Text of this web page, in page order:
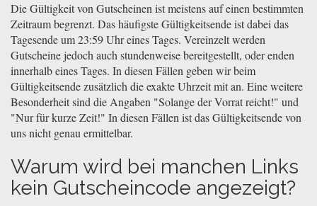
Die Gültigkeit von Gutscheinen ist meistens auf einen bestimmten
Zeitraum begrenzt. Das häufigste Gültigkeitsende ist dabei das
Tagesende um 23:59 Uhr eines Tages. Vereinzelt werden
Gutscheine jedoch auch stundenweise bereitgestellt, oder enden
innerhalb eines Tages. In diesen Fällen geben wir beim
Gültigkeitsende zusätzlich die exakte Uhrzeit mit an. Eine weitere
Besonderheit sind die Angaben "Solange der Vorrat reicht!" und
"Nur für kurze Zeit!" In diesen Fällen ist das Gültigkeitsende von
uns nicht genau ermittelbar.
Warum wird bei manchen Links
kein Gutscheincode angezeigt?